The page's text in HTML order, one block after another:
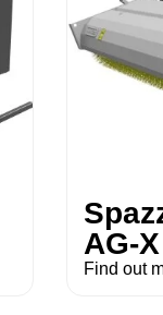
AG-X
Find out